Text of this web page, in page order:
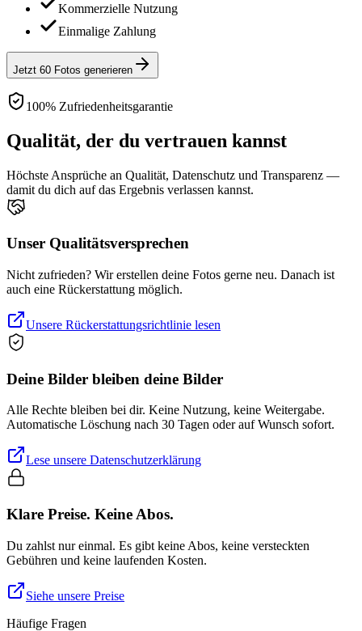
Kommerzielle Nutzung
Einmalige Zahlung
Jetzt 60 Fotos generieren
100% Zufriedenheitsgarantie
Qualität, der du vertrauen kannst
Höchste Ansprüche an Qualität, Datenschutz und Transparenz —
damit du dich auf das Ergebnis verlassen kannst.
Unser Qualitätsversprechen
Nicht zufrieden? Wir erstellen deine Fotos gerne neu. Danach ist
auch eine Rückerstattung möglich.
Unsere Rückerstattungsrichtlinie lesen
Deine Bilder bleiben deine Bilder
Alle Rechte bleiben bei dir. Keine Nutzung, keine Weitergabe.
Automatische Löschung nach 30 Tagen oder auf Wunsch sofort.
Lese unsere Datenschutzerklärung
Klare Preise. Keine Abos.
Du zahlst nur einmal. Es gibt keine Abos, keine versteckten
Gebühren und keine laufenden Kosten.
Siehe unsere Preise
Häufige Fragen